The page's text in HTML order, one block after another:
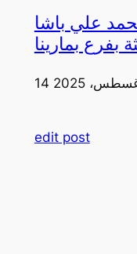
علي باشا
بمارينا
أغسطس، 2025
edit post